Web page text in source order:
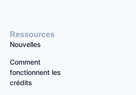
Ressources
Nouvelles
Comment
fonctionnent les
crédits